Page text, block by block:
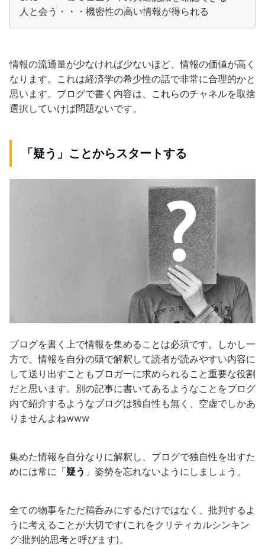
人と会う・・・機密性の高い情報が得られる
情報の流通量が少なければ少ないほど、情報の価値が高く
なります。これは経済学の希少性の話で非常に合理的かと
思います。ブログで書く内容は、これらのチャネルを取捨
選択していけば問題ないです。
「疑う」ことからスタートする
ブログを書く上で情報を集めることは必須です。しかし一
方で、情報を自分の頭で解釈して読者が読みやすい内容に
して送り出すこともブロガーに求められること重要な役割
だと思います。別の記事に書いてあるようなことをブログ
内で紹介するようなブログは独自性も無く、空虚でしかあ
りませんよねwww
集めた情報を自分なりに解釈し、ブログで独自性を出すた
めには常に「疑う 」姿勢を忘れないようにしましょう。
全ての物事をただ鵜呑みにするだけではなく、批判するよ
うに考えることが大切です(これをクリティカルシンキン
グ:批判的思考と呼びます)。